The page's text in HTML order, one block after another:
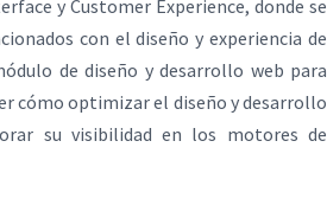
y Customer Experience, donde se
con el diseño y experiencia de
de diseño y desarrollo web para
cómo optimizar el diseño y desarrollo
su visibilidad en los motores de